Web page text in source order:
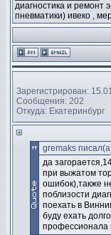
диагностика и ремонт
пневматики) ивеко ,
Зарегистрирован:
Сообщения: 202
Откуда: Екатеринбург
gremaks
да
при выжатом
ошибок),также
поблизости
поехать в
буду ехать
профессионала